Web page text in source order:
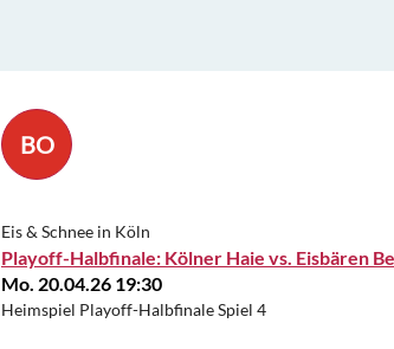
BO
Eis & Schnee in Köln
Playoff-Halbfinale: Kölner Haie vs. Eisbären
Mo. 20.04.26 19:30
Heimspiel Playoff-Halbfinale Spiel 4